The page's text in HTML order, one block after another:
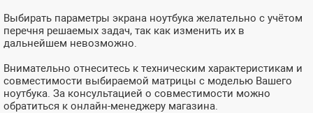
Выбирать параметры экрана ноутбука желательно с учётом
перечня решаемых задач, так как изменить их в
дальнейшем невозможно.
Внимательно отнеситесь к техническим характеристикам и
совместимости выбираемой матрицы с моделью Вашего
ноутбука. За консультацией о совместимости можно
обратиться к онлайн-менеджеру магазина.